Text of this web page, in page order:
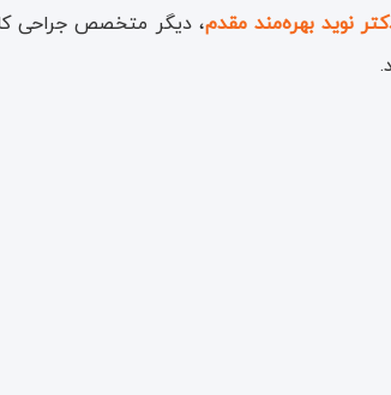
نوید بهره‌مند مقدم، دیگر متخصص جراحی